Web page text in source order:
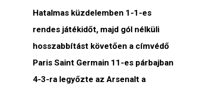
Hatalmas küzdelemben 1-1-es
rendes játékidőt, majd gól nélküli
hosszabbítást követően a címvédő
Paris Saint Germain 11-es párbajban
4-3-ra legyőzte az Arsenalt a